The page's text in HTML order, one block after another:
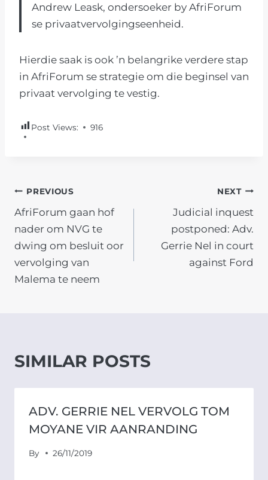
Andrew Leask, ondersoeker by AfriForum
se privaatvervolgingseenheid.
Hierdie saak is ook ’n belangrike verdere stap
in AfriForum se strategie om die beginsel van
privaat vervolging te vestig.
Post Views: 916
POST
NAVIGATION
PREVIOUS
AfriForum gaan hof
nader om NVG te
dwing om besluit oor
vervolging van
Malema te neem
NEXT
Judicial inquest
postponed: Adv.
Gerrie Nel in court
against Ford
SIMILAR POSTS
ADV. GERRIE NEL VERVOLG TOM
MOYANE VIR AANRANDING
By 26/11/2019